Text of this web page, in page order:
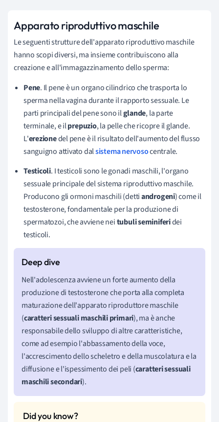
Apparato riproduttivo maschile
Le seguenti strutture dell'apparato riproduttivo maschile
hanno scopi diversi, ma insieme contribuiscono alla
creazione e all'immagazzinamento dello sperma:
Pene. Il pene è un organo cilindrico che trasporta lo
sperma nella vagina durante il rapporto sessuale. Le
parti principali del pene sono ilglande, la parte
terminale, e ilprepuzio, la pelle che ricopre il glande.
L'erezionedel pene è il risultato dell'aumento del flusso
sanguigno attivato dalsistema nervosocentrale.
Testicoli. I testicoli sono le gonadi maschili, l'organo
sessuale principale del sistema riproduttivo maschile.
Producono gli ormoni maschili (dettiandrogeni) come il
testosterone, fondamentale per la produzione di
spermatozoi, che avviene neitubuli seminiferidei
testicoli.
Nell'adolescenza avviene un forte aumento della
produzione di testosterone che porta alla completa
maturazione dell'apparato riproduttore maschile
(caratteri sessuali maschili primari), ma è anche
responsabile dello sviluppo di altre caratteristiche,
come ad esempio l'abbassamento della voce,
l'accrescimento dello scheletro e della muscolatura e la
diffusione e l'ispessimento dei peli (caratteri sessuali
maschili secondari).